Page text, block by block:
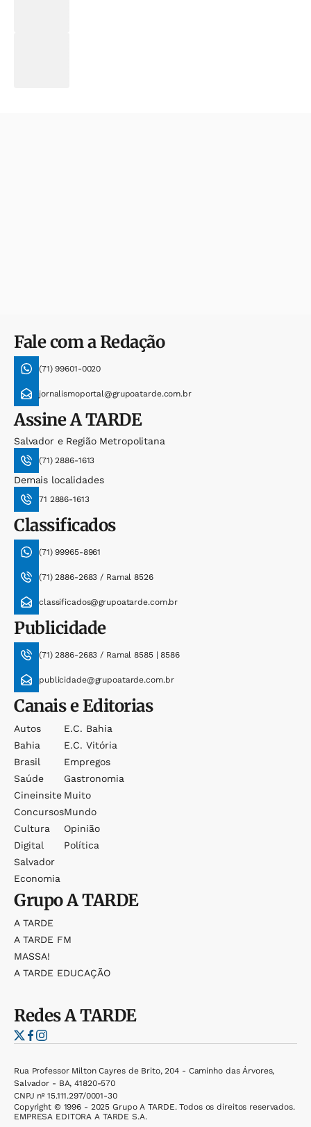
Fale com a Redação
(71) 99601-0020
jornalismoportal@grupoatarde.com.br
AssineA TARDE
Salvador e Região Metropolitana
(71) 2886-1613
Demais localidades
71 2886-1613
Classificados
(71) 99965-8961
(71) 2886-2683 / Ramal 8526
classificados@grupoatarde.com.br
Publicidade
(71) 2886-2683 / Ramal 8585 | 8586
publicidade@grupoatarde.com.br
Canais e Editorias
Autos
Bahia
Brasil
Saúde
Cineinsite
Concursos
Cultura
Digital
Salvador
Economia
E.c. Bahia
E.c. Vitória
Empregos
Gastronomia
Muito
Mundo
Opinião
Política
GrupoA TARDE
A TARDE
A TARDE FM
MASSA!
A TARDE EDUCAÇÃO
RedesA TARDE
Rua Professor Milton Cayres de Brito, 204 - Caminho das Árvores,
Salvador - BA, 41820-570
CNPJ nº 15.111.297/0001-30
Copyright © 1996 - 2025 Grupo A TARDE. Todos os direitos reservados.
EMPRESA EDITORA A TARDE S.A.